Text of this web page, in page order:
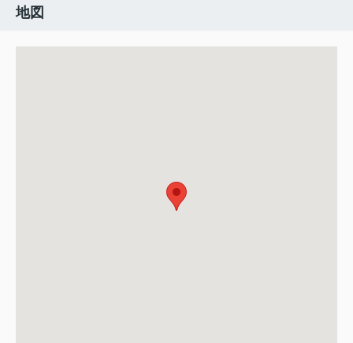
地図